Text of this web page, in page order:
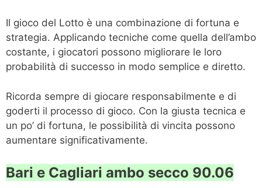
Il gioco del Lotto è una combinazione di fortuna e
strategia. Applicando tecniche come quella dell’ambo
costante, i giocatori possono migliorare le loro
probabilità di successo in modo semplice e diretto.
Ricorda sempre di giocare responsabilmente e di
goderti il processo di gioco. Con la giusta tecnica e
un po’ di fortuna, le possibilità di vincita possono
aumentare significativamente.
Bari e Cagliari ambo secco 90.06